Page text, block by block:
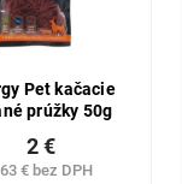
Pet kačacie
prúžky 50g
€ bez DPH
2 €